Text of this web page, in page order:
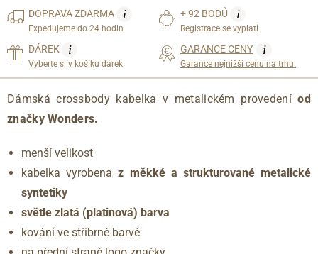
DOPRAVAZDARMA i
Expedujeme do 24 hodin
+ 92 BODŮ i
Registrace se vyplatí
DÁREK i
Vyberte si v košíku dárek
GARANCE CENY i
Garance nejnižší cenu na trhu.
Dámská crossbody kabelka v metalickém provedeníod
značky Wonders.
menší velikost
kabelka vyrobenaz měkké a strukturované metalické
syntetiky
světle zlatá (platinová) barva
kování ve stříbrné barvě